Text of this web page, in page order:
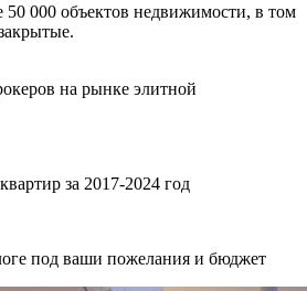
50 000 объектов недвижимости, в том
на рынке элитной
за 2017-2024 год
под ваши пожелания и бюджет